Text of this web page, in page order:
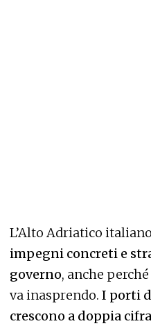
L’Alto Adriatico italiano
impegni concreti e
governo, anche
va inasprendo. I porti
crescono a doppia